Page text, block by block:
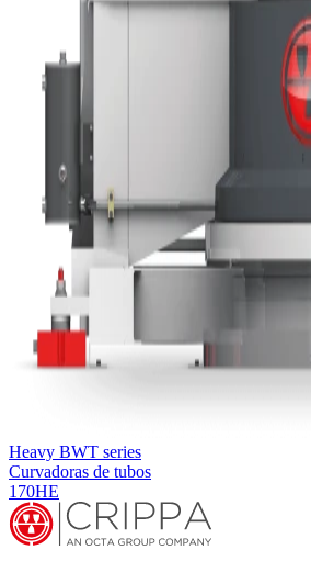
Heavy BWT series
Curvadoras de tubos
170HE